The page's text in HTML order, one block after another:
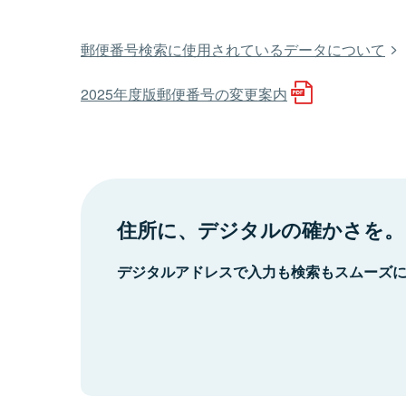
郵便番号検索に使用されているデータについて
2025年度版郵便番号の変更案内
住所に、デジタルの確かさを。
デジタルアドレスで入力も検索もスムーズ